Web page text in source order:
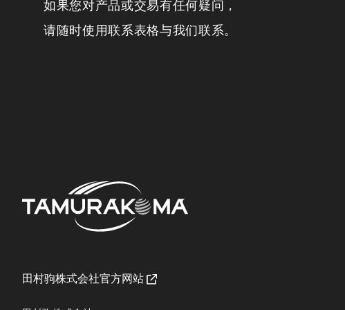
如果您对产品或交易有任何疑问，
请随时使用联系表格与我们联系。
田村驹株式会社官方网站